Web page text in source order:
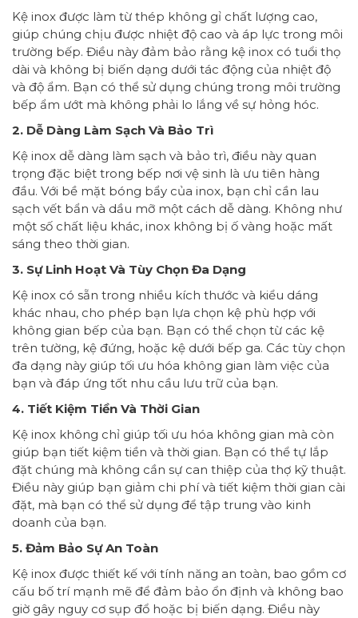
Kệ inox được làm từ thép không gỉ chất lượng cao,
giúp chúng chịu được nhiệt độ cao và áp lực trong môi
trường bếp. Điều này đảm bảo rằng kệ inox có tuổi thọ
dài và không bị biến dạng dưới tác động của nhiệt độ
và độ ẩm. Bạn có thể sử dụng chúng trong môi trường
bếp ẩm ướt mà không phải lo lắng về sự hỏng hóc.
2. Dễ Dàng Làm Sạch Và Bảo Trì
Kệ inox dễ dàng làm sạch và bảo trì, điều này quan
trọng đặc biệt trong bếp nơi vệ sinh là ưu tiên hàng
đầu. Với bề mặt bóng bẩy của inox, bạn chỉ cần lau
sạch vết bẩn và dầu mỡ một cách dễ dàng. Không như
một số chất liệu khác, inox không bị ố vàng hoặc mất
sáng theo thời gian.
3. Sự Linh Hoạt Và Tùy Chọn Đa Dạng
Kệ inox có sẵn trong nhiều kích thước và kiểu dáng
khác nhau, cho phép bạn lựa chọn kệ phù hợp với
không gian bếp của bạn. Bạn có thể chọn từ các kệ
trên tường, kệ đứng, hoặc kệ dưới bếp ga. Các tùy chọn
đa dạng này giúp tối ưu hóa không gian làm việc của
bạn và đáp ứng tốt nhu cầu lưu trữ của bạn.
4. Tiết Kiệm Tiền Và Thời Gian
Kệ inox không chỉ giúp tối ưu hóa không gian mà còn
giúp bạn tiết kiệm tiền và thời gian. Bạn có thể tự lắp
đặt chúng mà không cần sự can thiệp của thợ kỹ thuật.
Điều này giúp bạn giảm chi phí và tiết kiệm thời gian cài
đặt, mà bạn có thể sử dụng để tập trung vào kinh
doanh của bạn.
5. Đảm Bảo Sự An Toàn
Kệ inox được thiết kế với tính năng an toàn, bao gồm cơ
cấu bố trí mạnh mẽ để đảm bảo ổn định và không bao
giờ gây nguy cơ sụp đổ hoặc bị biến dạng. Điều này